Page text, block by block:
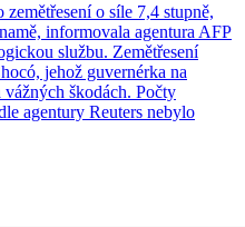
o síle 7,4 stupně,
informovala agentura AFP
službu. Zemětřesení
jehož guvernérka na
škodách. Počty
agentury Reuters nebylo